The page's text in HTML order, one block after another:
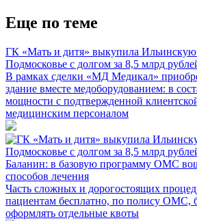
Еще по теме
ГК «Мать и дитя» выкупила Ильинскую
Подмосковье с долгом за 8,5 млрд
В рамках сделки «МД Медикал»
здание вместе медоборудованием: в
мощности с подтвержденной
медицинским персоналом
Баланин: в базовую программу ОМС
способов лечения
Часть сложных и дорогостоящих
пациентам бесплатно, по полису ОМС,
оформлять отдельные квоты